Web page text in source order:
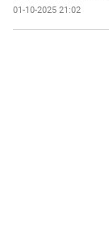
01-10-2025 21:02